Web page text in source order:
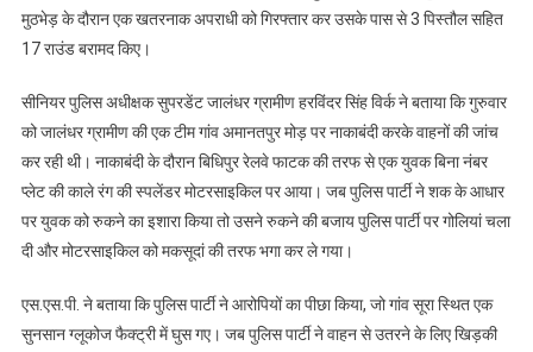
मुठभेड़ के दौरान एक खतरनाक अपराधी को गिरफ्तार कर उसके पास से 3 पिस्तौल सहित
17 राउंड बरामद किए।
सीनियर पुलिस अधीक्षक सुपरडेंट जालंधर ग्रामीण हरविंदर सिंह विर्क ने बताया कि गुरुवार
को जालंधर ग्रामीण की एक टीम गांव अमानतपुर मोड़ पर नाकाबंदी करके वाहनों की जांच
कर रही थी। नाकाबंदी के दौरान बिधिपुर रेलवे फाटक की तरफ से एक युवक बिना नंबर
प्लेट की काले रंग की स्पलेंडर मोटरसाइकिल पर आया। जब पुलिस पार्टी ने शक के आधार
पर युवक को रुकने का इशारा किया तो उसने रुकने की बजाय पुलिस पार्टी पर गोलियां चला
दी और मोटरसाइकिल को मकसूदां की तरफ भगा कर ले गया।
एस.एस.पी. ने बताया कि पुलिस पार्टी ने आरोपियों का पीछा किया, जो गांव सूरा स्थित एक
सुनसान ग्लूकोज फैक्ट्री में घुस गए। जब पुलिस पार्टी ने वाहन से उतरने के लिए खिड़की